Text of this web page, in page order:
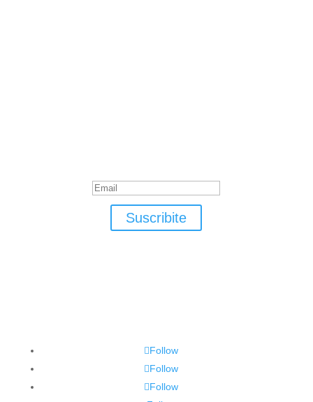
Suscribite
Follow
Follow
Follow